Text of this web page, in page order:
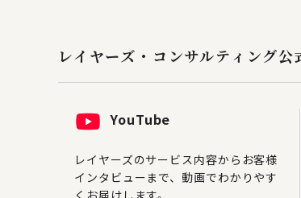
レイヤーズ・コンサルティング公
YouTube
レイヤーズのサービス内容からお客様
インタビューまで、動画でわかりやす